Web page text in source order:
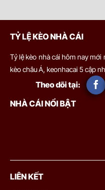
TỶ LỆ KÈO NHÀ CÁI
Tỷ lệ kèo nhà cái hôm nay mới
kèo châu Á, keonhacai 5 cập
Theo dõi tại:
LIÊN KẾT
NHÀ CÁI NỔI BẬT